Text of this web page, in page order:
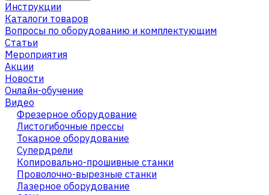
Инструкции
Каталоги товаров
Вопросы по оборудованию и комплектующим
Статьи
Мероприятия
Акции
Новости
Онлайн-обучение
Видео
Фрезерное оборудование
Листогибочные прессы
Токарное оборудование
Cупердрели
Копировально-прошивные станки
Проволочно-вырезные станки
Лазерное оборудование